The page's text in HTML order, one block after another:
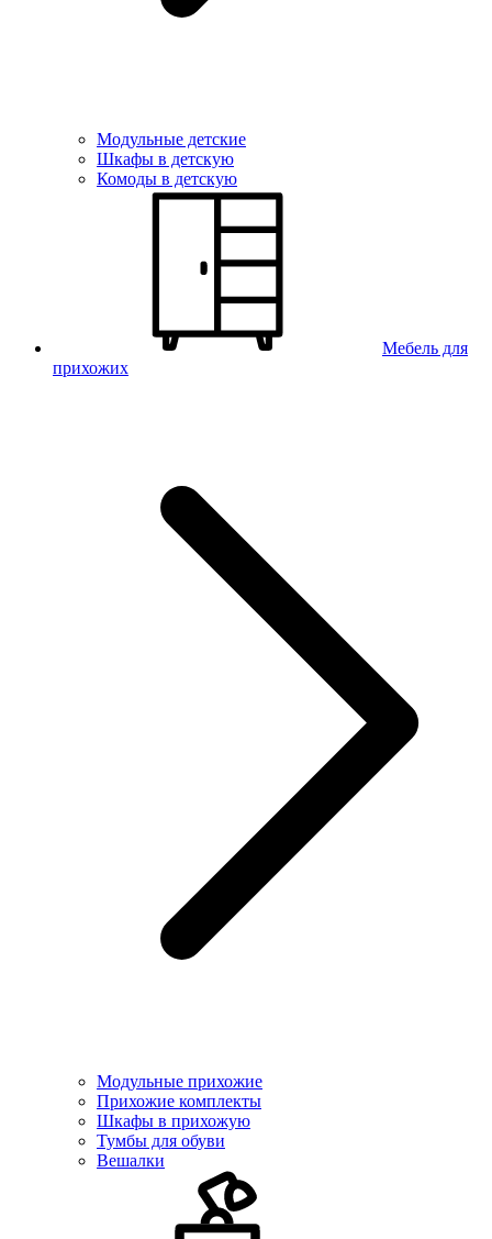
Модульные детские
Шкафы в детскую
Комоды в детскую
Мебель для
прихожих
Модульные прихожие
Прихожие комплекты
Шкафы в прихожую
Тумбы для обуви
Вешалки